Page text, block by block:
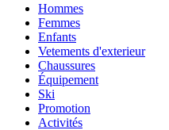
Hommes
Femmes
Enfants
Vetements d'exterieur
Chaussures
Équipement
Ski
Promotion
Activités